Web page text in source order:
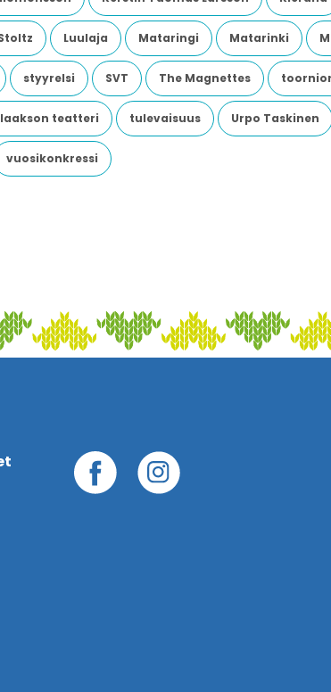
Luulaja Mataringi Matarinki
styyrelsi SVT The Magnettes
teatteri tulevaisuus Urpo Taskinen
vuosikonkressi